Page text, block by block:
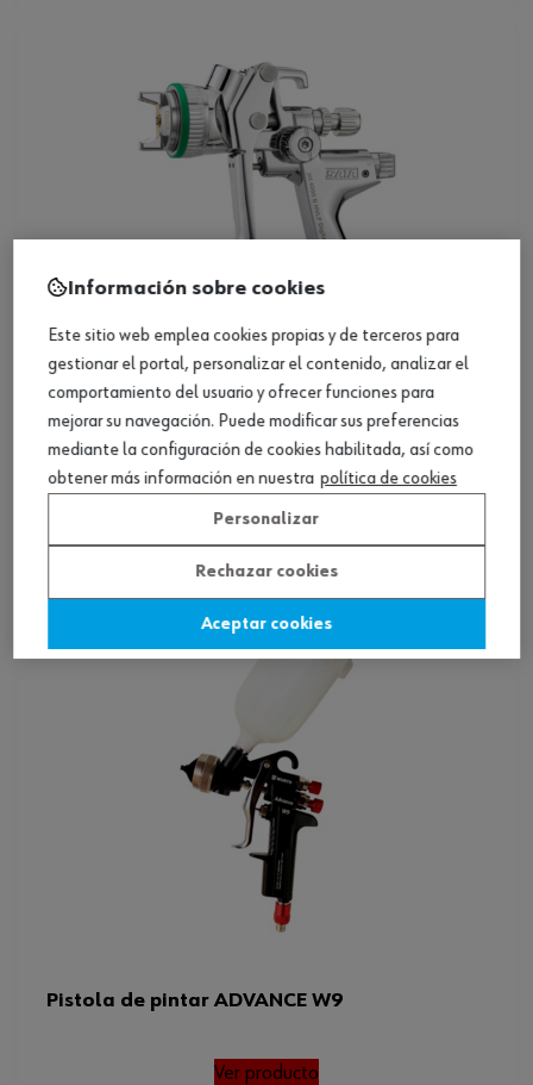
Pistola de pulverización, others
Ver producto
Pistola de pintar ADVANCE W9
Ver producto
Información sobre cookies
Este sitio web emplea cookies propias y de terceros para
gestionar el portal, personalizar el contenido, analizar el
comportamiento del usuario y ofrecer funciones para
mejorar su navegación. Puede modificar sus preferencias
mediante la configuración de cookies habilitada, así como
obtener más información en nuestra política de cookies
Personalizar
Rechazar cookies
Aceptar cookies